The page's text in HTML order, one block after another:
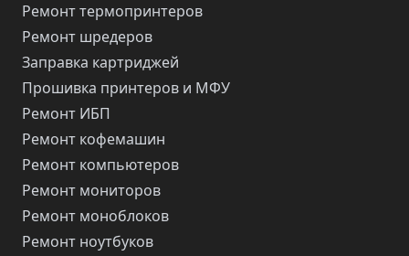
Ремонт термопринтеров
Ремонт шредеров
Заправка картриджей
Прошивка принтеров и МФУ
Ремонт ИБП
Ремонт кофемашин
Ремонт компьютеров
Ремонт мониторов
Ремонт моноблоков
Ремонт ноутбуков